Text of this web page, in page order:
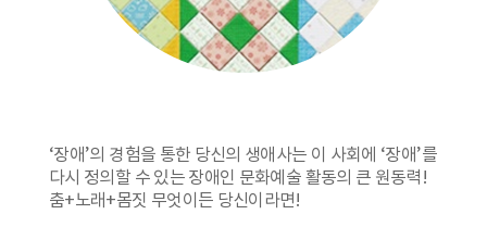
‘장애’의 경험을 통한 당신의 생애사는 이 사회에 ‘장애’를
다시 정의할 수 있는 장애인 문화예술 활동의 큰 원동력!
춤+노래+몸짓 무엇이든 당신이라면!